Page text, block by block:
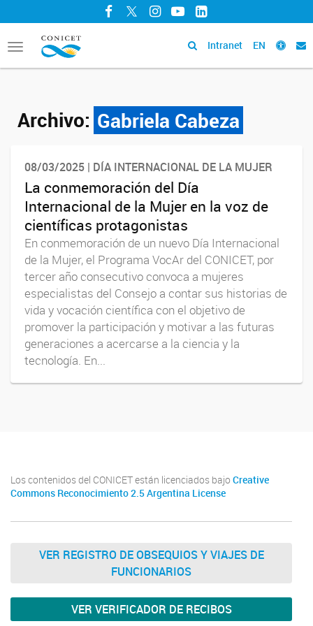
Facebook
TwitterInstagram
YouTubeLinkedIn
Toggle
navigation
Intranet EN
Archivo: Gabriela Cabeza
08/03/2025 | DÍA INTERNACIONAL DE LA MUJER
La conmemoración del Día
Internacional de la Mujer en la voz de
científicas protagonistas
En conmemoración de un nuevo Día Internacional
de la Mujer, el Programa VocAr del CONICET, por
tercer año consecutivo convoca a mujeres
especialistas del Consejo a contar sus historias de
vida y vocación científica con el objetivo de
promover la participación y motivar a las futuras
generaciones a acercarse a la ciencia y la
tecnología. En...
Los contenidos del CONICET están licenciados bajo Creative
Commons Reconocimiento 2.5 Argentina License
VER REGISTRO DE OBSEQUIOS Y VIAJES DE
FUNCIONARIOS
VER VERIFICADOR DE RECIBOS